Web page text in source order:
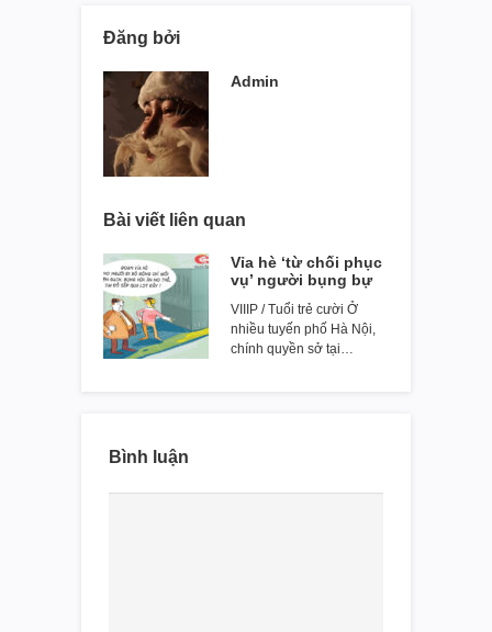
Đăng bởi
Admin
Bài viết liên quan
Vỉa hè ‘từ chối phục
vụ’ người bụng bự
VIIIP / Tuổi trẻ cười Ở
nhiều tuyến phố Hà Nội,
chính quyền sở tại…
Bình luận